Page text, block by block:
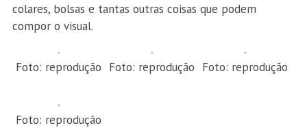
colares, bolsas e tantas outras coisas que podem
compor o visual.
Foto: reprodução Foto: reprodução Foto: reprodução
Foto: reprodução